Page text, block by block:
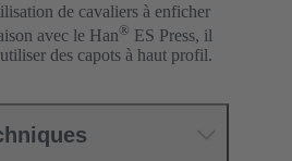
de cavaliers à enficher
avec le Han® ES Press, il
des capots à haut profil.